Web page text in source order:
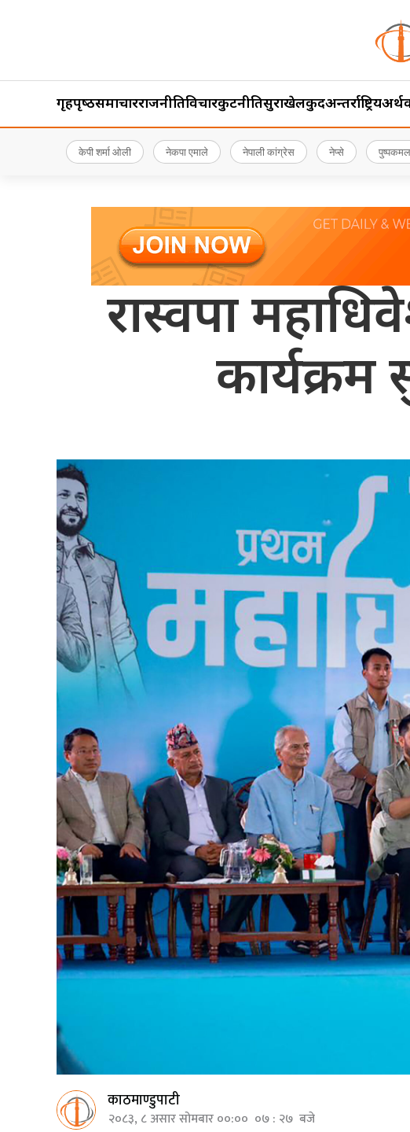
गृहपृष्‍ठसमाचारराजनीतिविचारकुटनीतिसुरक्षाखेलकुदअन्तर्राष्ट्रियअर्थ
केपी शर्मा ओली नेकपा एमाले नेपाली कांग्रेस नेप्से
रास्वपा
काठमाण्डुपाटी
२०८३, ८ असार सोमबार ००:०० ०७ : २७ बजे